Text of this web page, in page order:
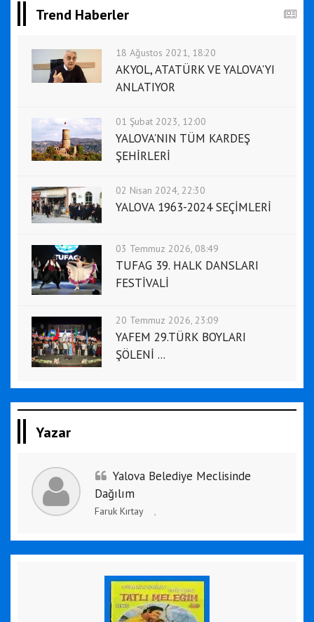
Trend Haberler
18 Ağustos 2021, 18:20
AKYOL, ATATÜRK VE YALOVA'YI
ANLATIYOR
01 Şubat 2023, 12:00
YALOVA'NIN TÜM KARDEŞ
ŞEHİRLERİ
02 Nisan 2024, 22:30
YALOVA 1963-2024 SEÇİMLERİ
03 Temmuz 2026, 08:49
TUFAG 39. HALK DANSLARI
FESTİVALİ
20 Temmuz 2026, 23:09
YAFEM 29.TÜRK BOYLARI
ŞÖLENİ ...
Yazar
Yalova Belediye Meclisinde
Dağılım
Faruk Kırtay ,